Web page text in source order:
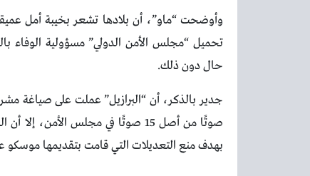
وأوضحت “ماو”، أن بلادها تشعر بخيبة أمل
تحميل “مجلس الأمن الدولي” مسؤولية الوفاء
حال دون ذلك.
صوتًا من أصل 15 صوتًا في مجلس
بهدف منع التعديلات التي قامت بتقديمها موسكو